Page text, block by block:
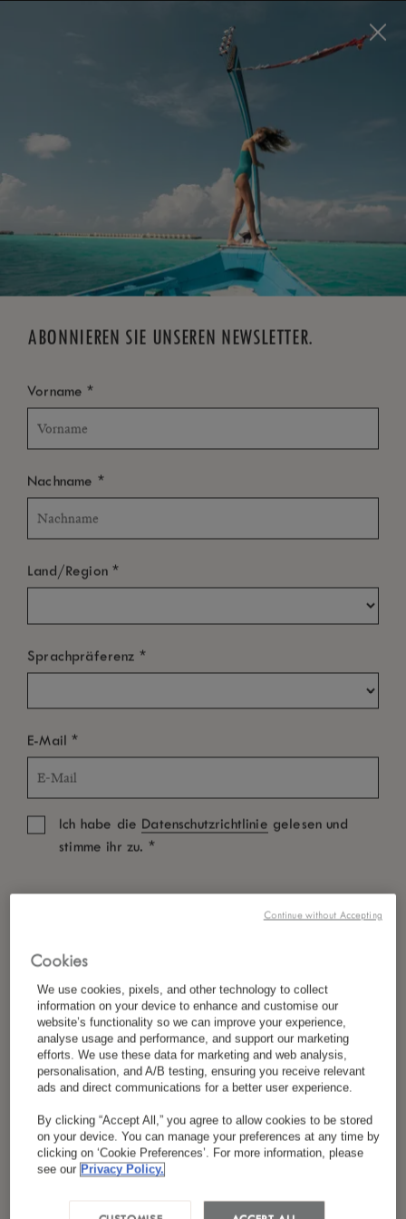
to enhance your experience
and make your visit easier and more comfortable.
JETZT BUCHEN
KOSTENLOSE STORNIERUNG
ABONNIEREN SIE UNSEREN NEWSLETTER.
Vorname*
Nachname *
Land/Region*
Sprachpräferenz *
E-Mail*
Ich habe die Datenschutzrichtlinie gelesen und
stimme ihr zu. *
Cookies
We use cookies, pixels, and other technology to collect
information on your device to enhance and customise our
website’s functionality so we can improve your experience,
analyse usage and performance, and support our marketing
efforts. We use these data for marketing and web analysis,
personalisation, and A/B testing, ensuring you receive relevant
ads and direct communications for a better user experience.
By clicking “Accept All,” you agree to allow cookies to be stored
on your device. You can manage your preferences at any time by
clicking on ‘Cookie Preferences’. For more information, please
see our Privacy Policy.
Continue without Accepting